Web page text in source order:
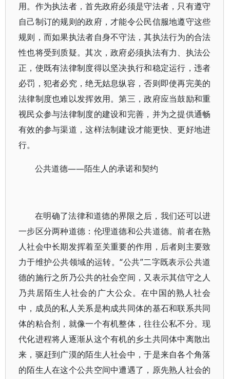
用。作为执法者，首先政府必须是守法者，只有遵守
自己制订的规则的政府，才能令公民信服地遵守这些
规则，而如果执法者自身不守法，其执法行为的合法
性也将受到质疑。其次，政府必须执法有力、执法公
正，使既有法律制度得以坚决执行和稳定运行，违者
必罚，犯者必究，绝无姑息纵容，否则即使再完美的
法律制度也难以发挥效用。第三，政府应当鼓励和重
视民众参与法律制度的建设和完善，并为之提供通畅
有效的参与渠道，这样法制建设才能更快、更好地进
行。
公共道德——陌生人的承诺和契约
在明确了法律和道德的界限之后，我们还可以进
一步区分两种道德：伦理道德和公共道德。前者在熟
人社会中长期发挥着至关重要的作用，后者则主要致
力于维护公共领域的运转。“公共”二字既表示公共道
德的施行之所乃公共的社会空间，又表示其信守之人
乃共居陌生人社会的广大公众。在中国的熟人社会
中，成员的私人关系是构成共同体的基石和联系共同
体的粘合剂，就像一个有机整体，往往公私不分。现
代化进程将人逐渐从这个有机的乡土共同体中离散出
来，驱赶到广漠的陌生人社会中，于是来自各个角落
的陌生人在这个公共空间中遭遇了，原先熟人社会的